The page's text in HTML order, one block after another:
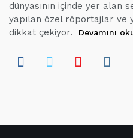
dünyasının içinde yer alan
yapılan özel röportajlar ve
dikkat çekiyor.
Devamını